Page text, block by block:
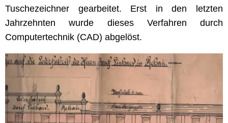
Tuschezeichner gearbeitet. Erst in den letzten
Jahrzehnten wurde dieses Verfahren durch
Computertechnik (CAD) abgelöst.